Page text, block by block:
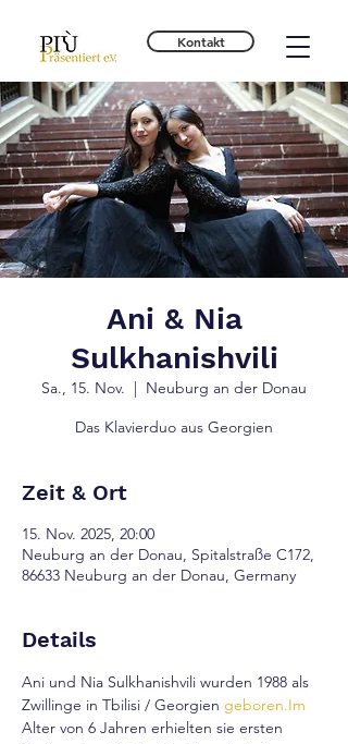
Kontakt
Ani & Nia
Sulkhanishvili
Sa., 15. Nov.
  |
Neuburg an der Donau
Das Klavierduo aus Georgien
Zeit & Ort
15. Nov. 2025, 20:00
Neuburg an der Donau, Spitalstraße C172,
86633 Neuburg an der Donau, Germany
Details
Ani und Nia Sulkhanishvili wurden 1988 als
Zwillinge in Tbilisi / Georgien geboren.Im
Alter von 6 Jahren erhielten sie ersten